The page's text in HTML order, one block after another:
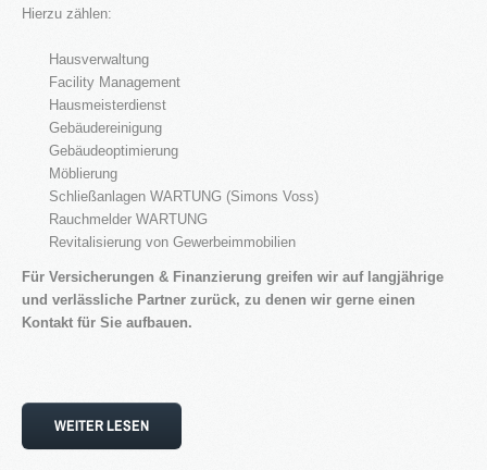
Hierzu zählen:
Hausverwaltung
Facility Management
Hausmeisterdienst
Gebäudereinigung
Gebäudeoptimierung
Möblierung
Schließanlagen WARTUNG (Simons Voss)
Rauchmelder WARTUNG
Revitalisierung von Gewerbeimmobilien
Für Versicherungen & Finanzierung greifen wir auf langjährige
und verlässliche Partner zurück, zu denen wir gerne einen
Kontakt für Sie aufbauen.
WEITER LESEN